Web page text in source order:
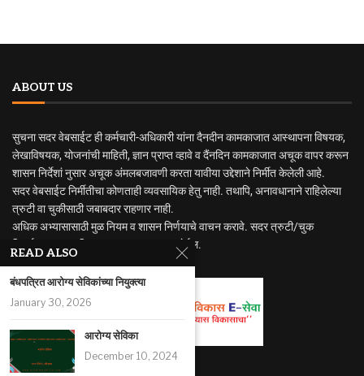
ABOUT US
सुचना सदर वेबसाईट ही कर्मचारी-अधिकारी यांना दैनदीन कामकाजात आस्थापना विषयक,
लेखाविषयक, योजनांची माहिती, ज्ञान प्राप्त व्हावे व दैंनदिन कामकाजात अचूक वापर करून
शासन निर्देशां नुसार अचूक अंमलबजावणी करता यावीया उद्देशाने निर्मीत केलेली आहे.
सदर वेबसाईट निर्मीतीचा कोणताही व्यवसायिक हेतु नाही. तथापि, अनावधानाने राहिलेल्या
त्रुटी वा चुकीसाठी जबाबदार राहणार नाही.
अधिक अभ्यासासाठी मुळ नियम व शासन निर्णयाचे वाचन करावे. सदर त्रुटी/चुक
निदर्शनास आणुन दिल्यास सुधारणा करण्यात येईल.
READ ALSO
बंधपत्रित आरोग्य सेविकांच्या नियुक्त्या
January 30, 2026
आरोग्य सेविका
December 10, 2024